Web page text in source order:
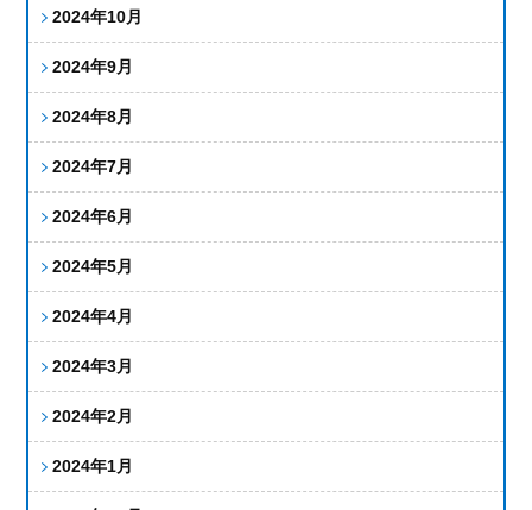
2024年10月
2024年9月
2024年8月
2024年7月
2024年6月
2024年5月
2024年4月
2024年3月
2024年2月
2024年1月